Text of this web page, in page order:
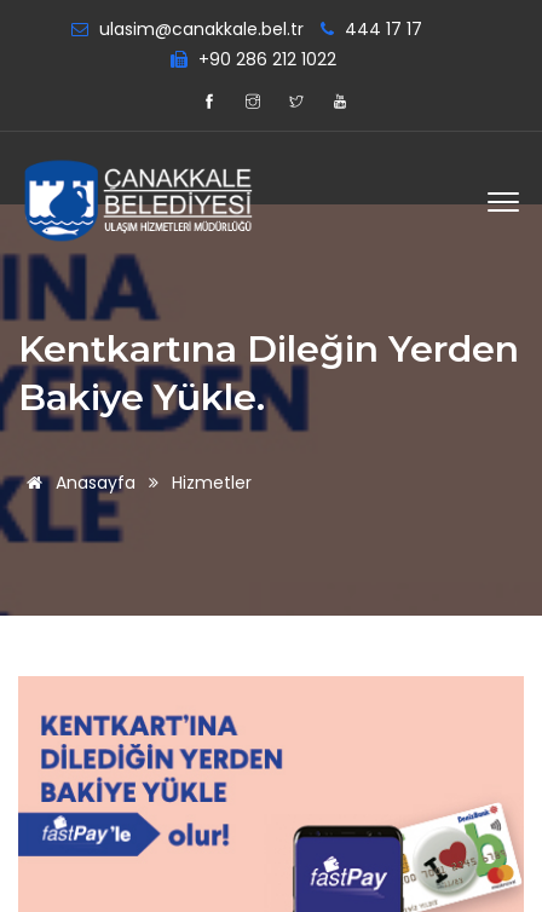
ulasim@canakkale.bel.tr
444 17 17
+90 286 212 1022
Kentkartına Dileğin Yerden
Bakiye Yükle.
Anasayfa Hizmetler